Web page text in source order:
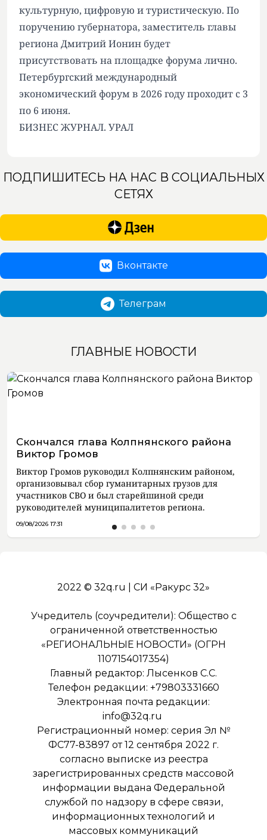
культурную, цифровую и туристическую. По
поручению губернатора, заместитель главы
региона Дмитрий Ионин будет
присутствовать на площадке форума лично.
Петербургский международный
экономический форум в 2026 году проходит с 3
по 6 июня.
БИЗНЕС ЖУРНАЛ. УРАЛ
ПОДПИШИТЕСЬ НА НАС В СОЦИАЛЬНЫХ
СЕТЯХ
Вконтакте
Телеграм
ГЛАВНЫЕ НОВОСТИ
Скончался глава Колпнянского района
Виктор Громов
Виктор Громов руководил Колпнянским районом,
организовывал сбор гуманитарных грузов для
участников СВО и был старейшиной среди
руководителей муниципалитетов региона.
09/08/2026 17:31
2022 © 32q.ru | СИ «Ракурс 32»
Учредитель (соучредители): Общество с
ограниченной ответственностью
«РЕГИОНАЛЬНЫЕ НОВОСТИ» (ОГРН
1107154017354)
Главный редактор: Лысенков С.С.
Телефон редакции: +79803331660
Электронная почта редакции:
info@32q.ru
Регистрационный номер: серия Эл №
ФС77-83897 от 12 сентября 2022 г.
согласно выписке из реестра
зарегистрированных средств массовой
информации выдана Федеральной
службой по надзору в сфере связи,
информационных технологий и
массовых коммуникаций